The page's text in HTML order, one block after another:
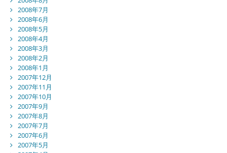
2008年7月
2008年6月
2008年5月
2008年4月
2008年3月
2008年2月
2008年1月
2007年12月
2007年11月
2007年10月
2007年9月
2007年8月
2007年7月
2007年6月
2007年5月